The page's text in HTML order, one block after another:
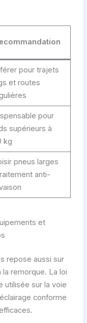
pour trajets
et routes
pour
supérieurs à
kg
pneus larges
anti-
et
repose aussi sur
remorque. La loi
utilisée sur la voie
conforme